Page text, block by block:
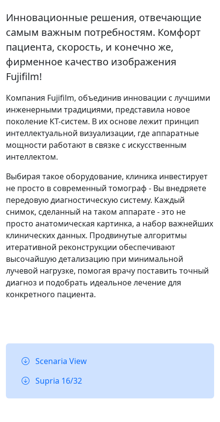
Инновационные решения, отвечающие
самым важным потребностям. Комфорт
пациента, скорость, и конечно же,
фирменное качество изображения
Fujifilm!
Компания Fujifilm, объединив инновации с лучшими
инженерными традициями, представила новое
поколение КТ-систем. В их основе лежит принцип
интеллектуальной визуализации, где аппаратные
мощности работают в связке с искусственным
интеллектом.
Выбирая такое оборудование, клиника инвестирует
не просто в современный томограф - Вы внедряете
передовую диагностическую систему. Каждый
снимок, сделанный на таком аппарате - это не
просто анатомическая картинка, а набор важнейших
клинических данных. Продвинутые алгоритмы
итеративной реконструкции обеспечивают
высочайшую детализацию при минимальной
лучевой нагрузке, помогая врачу поставить точный
диагноз и подобрать идеальное лечение для
конкретного пациента.
Scenaria View
Supria 16/32